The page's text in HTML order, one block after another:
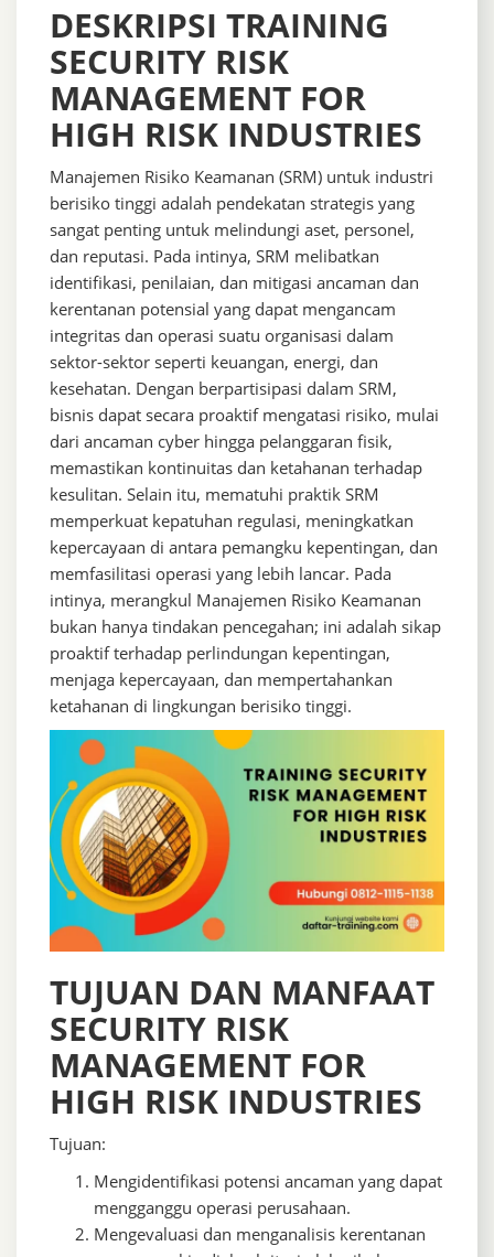
DESKRIPSI TRAINING
SECURITY RISK
MANAGEMENT FOR
HIGH RISK INDUSTRIES
Manajemen Risiko Keamanan (SRM) untuk industri
berisiko tinggi adalah pendekatan strategis yang
sangat penting untuk melindungi aset, personel,
dan reputasi. Pada intinya, SRM melibatkan
identifikasi, penilaian, dan mitigasi ancaman dan
kerentanan potensial yang dapat mengancam
integritas dan operasi suatu organisasi dalam
sektor-sektor seperti keuangan, energi, dan
kesehatan. Dengan berpartisipasi dalam SRM,
bisnis dapat secara proaktif mengatasi risiko, mulai
dari ancaman cyber hingga pelanggaran fisik,
memastikan kontinuitas dan ketahanan terhadap
kesulitan. Selain itu, mematuhi praktik SRM
memperkuat kepatuhan regulasi, meningkatkan
kepercayaan di antara pemangku kepentingan, dan
memfasilitasi operasi yang lebih lancar. Pada
intinya, merangkul Manajemen Risiko Keamanan
bukan hanya tindakan pencegahan; ini adalah sikap
proaktif terhadap perlindungan kepentingan,
menjaga kepercayaan, dan mempertahankan
ketahanan di lingkungan berisiko tinggi.
TUJUAN DAN MANFAAT
SECURITY RISK
MANAGEMENT FOR
HIGH RISK INDUSTRIES
Tujuan:
Mengidentifikasi potensi ancaman yang dapat
mengganggu operasi perusahaan.
Mengevaluasi dan menganalisis kerentanan